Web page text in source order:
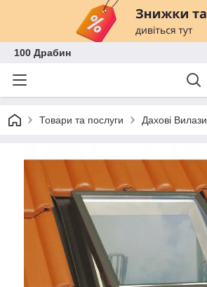
100 Драбин
Товари та послуги Дахові Вилази